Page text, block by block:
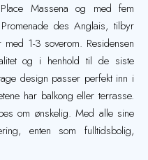
Massena og med fem
des Anglais, tilbyr
1-3 soverom. Residensen
og i henhold til de siste
design passer perfekt inn i
har balkong eller terrasse.
om ønskelig. Med alle sine
enten som fulltidsbolig,